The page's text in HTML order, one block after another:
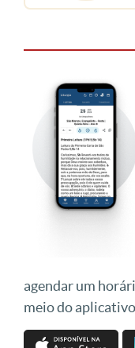
agendar um
meio do